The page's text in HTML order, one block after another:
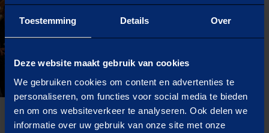
Toestemming Details Over
Deze website maakt gebruik van cookies
We gebruiken cookies om content en advertenties te
personaliseren, om functies voor social media te bieden
en om ons websiteverkeer te analyseren. Ook delen we
informatie over uw gebruik van onze site met onze
Inzichten uit netcongestie-event